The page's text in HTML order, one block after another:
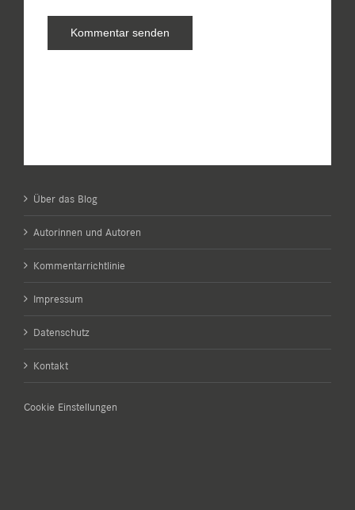
Über das Blog
Autorinnen und Autoren
Kommentarrichtlinie
Impressum
Datenschutz
Kontakt
Cookie Einstellungen